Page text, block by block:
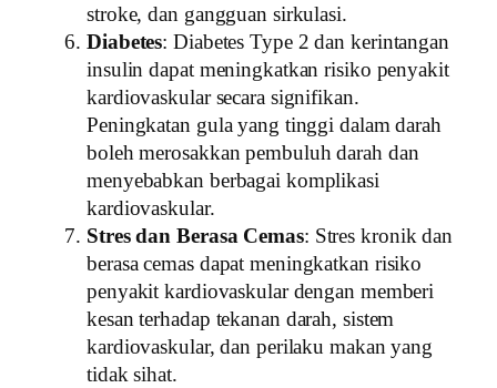
stroke, dan gangguan sirkulasi.
Diabetes: Diabetes Type 2 dan kerintangan
insulin dapat meningkatkan risiko penyakit
kardiovaskular secara signifikan.
Peningkatan gula yang tinggi dalam darah
boleh merosakkan pembuluh darah dan
menyebabkan berbagai komplikasi
kardiovaskular.
Stres dan Berasa Cemas: Stres kronik dan
berasa cemas dapat meningkatkan risiko
penyakit kardiovaskular dengan memberi
kesan terhadap tekanan darah, sistem
kardiovaskular, dan perilaku makan yang
tidak sihat.